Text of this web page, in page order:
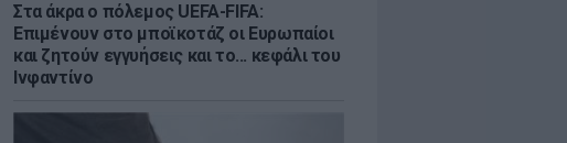
Στα άκρα ο πόλεμος UEFA-FIFA:
Επιμένουν στο μποϊκοτάζ οι Ευρωπαίοι
και ζητούν εγγυήσεις και το... κεφάλι του
Ινφαντίνο